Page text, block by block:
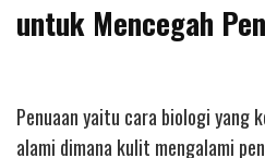
untuk Mencegah
Penuaan yaitu cara biologi yang
alami dimana kulit mengalami